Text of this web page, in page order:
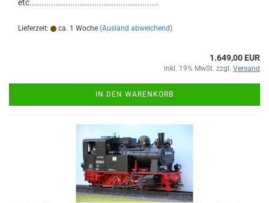
etc......................................................
Lieferzeit: ca. 1 Woche (Ausland abweichend)
1.649,00 EUR
inkl. 19% MwSt. zzgl. Versand
IN DEN WARENKORB